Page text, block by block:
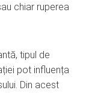
chiar ruperea
tipul de
pot influența
Din acest